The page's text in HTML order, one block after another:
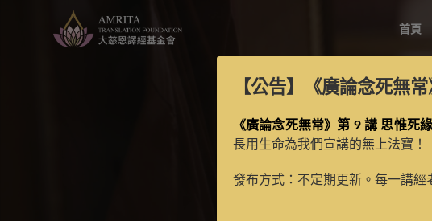
首頁
【公告】 《廣論念死無
《廣論念死無常》第 9 講 思惟死
長用生命為我們宣講的無上法寶！
發布方式：不定期更新。每一講經